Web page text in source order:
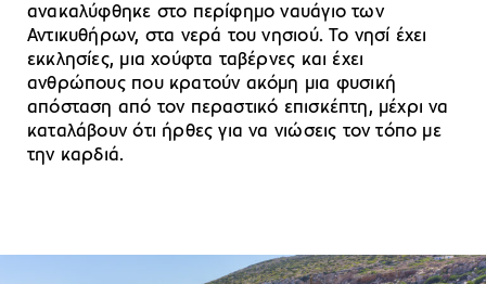
ανακαλύφθηκε στο περίφημο ναυάγιο των
Αντικυθήρων, στα νερά του νησιού. Το νησί έχει
εκκλησίες, μια χούφτα ταβέρνες και έχει
ανθρώπους που κρατούν ακόμη μια φυσική
απόσταση από τον περαστικό επισκέπτη, μέχρι να
καταλάβουν ότι ήρθες για να νιώσεις τον τόπο με
την καρδιά.